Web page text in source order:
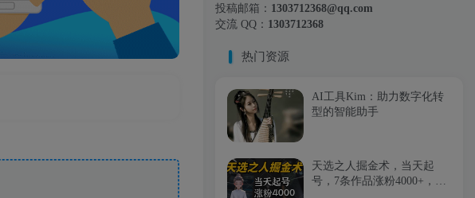
投稿邮箱： 1303712368@qq.com
交流 QQ： 1303712368
热门资源
AI工具Kim：助力数字化转
型的智能助手
天选之人掘金术，当天起
号，7条作品涨粉4000+，单